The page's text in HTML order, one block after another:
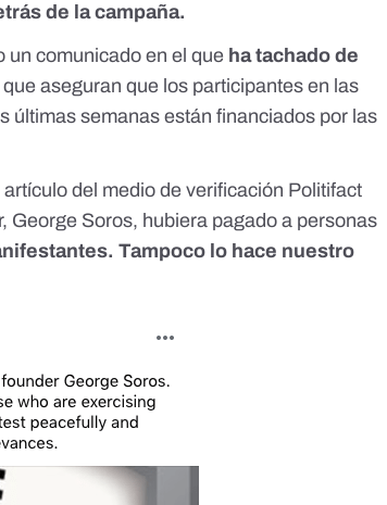
de la campaña.
un comunicado en el que ha tachado de
aseguran que los participantes en las
últimas semanas están financiados por las
del medio de verificación Politifact
George Soros, hubiera pagado a personas
Tampoco lo hace nuestro